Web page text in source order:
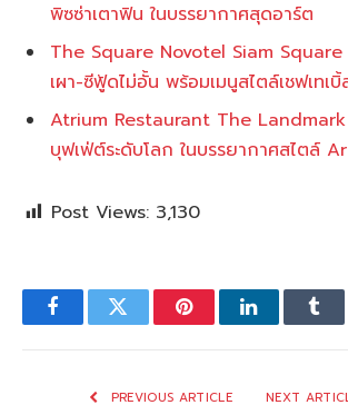
พิซซ่าเตาฟิน ในบรรยากาศสุดอาร์ต
The Square Novotel Siam
เผา-ซีฟู้ดไม่อั้น พร้อมเมนูสไตล์เชฟเทเบิ้
Atrium Restaurant The
บุฟเฟ่ต์ระดับโลก ในบรรยากาศสไตล์
Post Views: 3,130
FacebookTwitter PinterestLinkedIn
PREVIOUS ARTICLE NEXT